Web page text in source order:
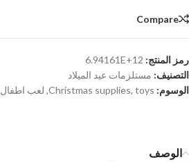
Compare
رمز المنتج: 6.94161E+12
التصنيف: مستلزمات عيد الميلاد
الوسوم:
Christmas supplies, toys
, لعب اطفال
الوصف